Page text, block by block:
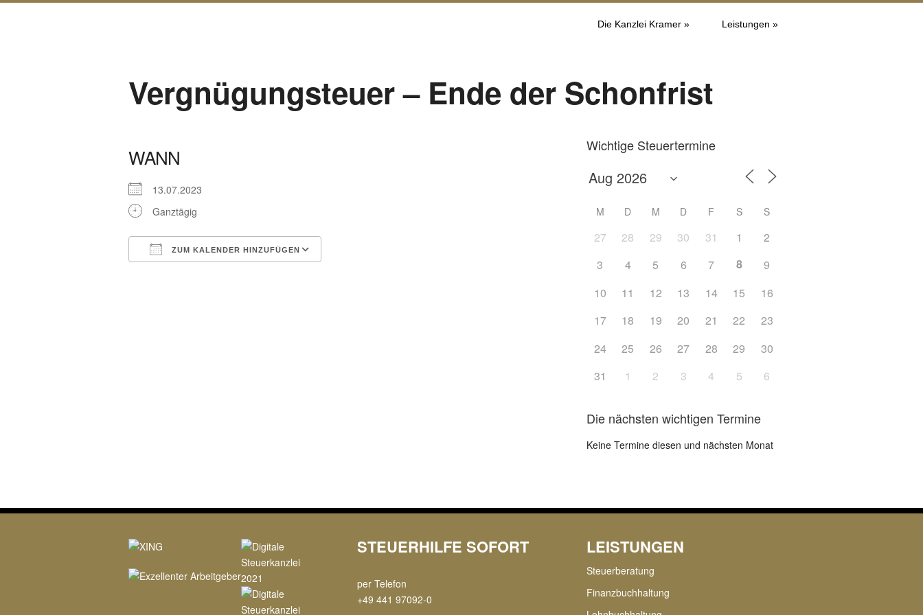
Die Kanzlei Kramer » Leistungen »
Vergnügungsteuer – Ende der Schonfrist
WANN
13.07.2023
Ganztägig
ZUM KALENDER HINZUFÜGEN
Wichtige Steuertermine
M D M D F S S
27 28 29 30 31 1
2
3
4 5 6 7 8
9
10
11 12 13 14 15
16
17
18 19 20 21 22
23
24
25 26 27 28 29
30
31
1 2 3 4 5 6
Die nächsten wichtigen Termine
Keine Termine diesen und nächsten Monat
STEUERHILFE SOFORT
per Telefon
+49 441 97092-0
LEISTUNGEN
Steuerberatung
Finanzbuchhaltung